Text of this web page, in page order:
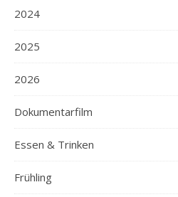
2024
2025
2026
Dokumentarfilm
Essen & Trinken
Frühling